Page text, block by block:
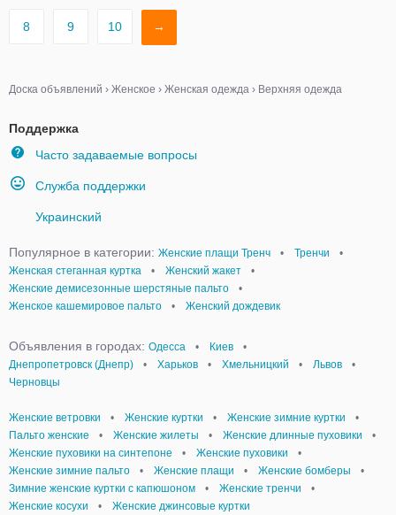
8 9 10 →
Доска объявлений › Женское › Женская одежда › Верхняя одежда
Поддержка
Часто задаваемые вопросы
Служба поддержки
Украинский
Популярное в категории: Женские плащи Тренч • Тренчи
•
Женская стеганная куртка
• Женский жакет
•
Женские демисезонные шерстяные пальто
•
Женское кашемировое пальто
• Женский дождевик
Объявления в городах: Одесса • Киев
•
Днепропетровск (Днепр)
• Харьков • Хмельницкий • Львов
•
Черновцы
Женские ветровки • Женские куртки • Женские зимние куртки
•
Пальто женские
• Женские жилеты • Женские длинные пуховики
•
Женские пуховики на синтепоне
• Женские пуховики
•
Женские зимние пальто
• Женские плащи • Женские бомберы
•
Зимние женские куртки с капюшоном
• Женские тренчи
•
Женские косухи
• Женские джинсовые куртки